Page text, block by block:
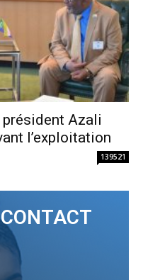
président Azali
l’exploitation
139521